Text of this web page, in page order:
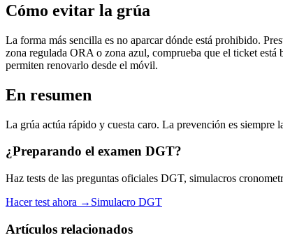
Cómo evitar la grúa
La forma más sencilla es no aparcar dónde está prohibido.
zona regulada ORA o zona azul, comprueba que el ticket
permiten renovarlo desde el móvil.
En resumen
La grúa actúa rápido y cuesta caro. La prevención es siempre
¿Preparando el examen DGT?
Haz tests de las preguntas oficiales DGT, simulacros
Hacer test ahora → Simulacro DGT
Artículos relacionados